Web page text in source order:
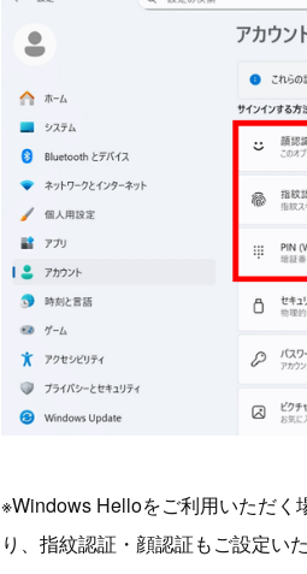
※Windows Helloをご利用いただく
り、指紋認証・顔認証もご設定いた